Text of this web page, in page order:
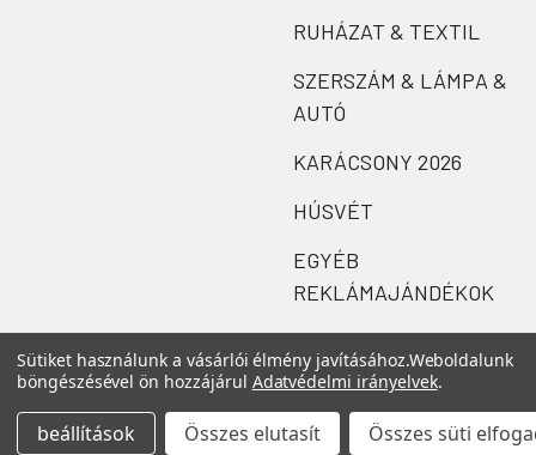
RUHÁZAT & TEXTIL
SZERSZÁM & LÁMPA &
AUTÓ
KARÁCSONY 2026
HÚSVÉT
EGYÉB
REKLÁMAJÁNDÉKOK
©2026Zefi.
Sütiket használunk a vásárlói élmény javításához.Weboldalunk
böngészésével ön hozzájárul Adatvédelmi irányelvek.
beállítások Összes elutasít Összes süti